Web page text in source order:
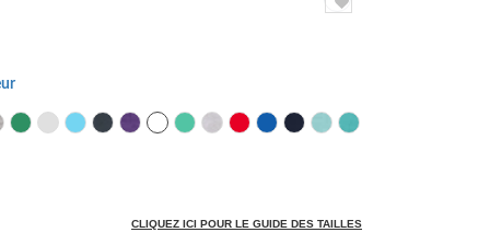
CLIQUEZ ICI POUR LE GUIDE DES TAILLES